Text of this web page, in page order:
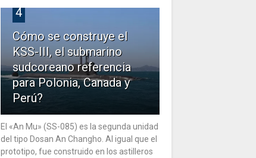
4
Cómo se construye el
KSS-III, el submarino
sudcoreano referencia
para Polonia, Canada y
Perú?
El «An Mu» (SS-085) es la segunda unidad
del tipo Dosan An Changho. Al igual que el
prototipo, fue construido en los astilleros